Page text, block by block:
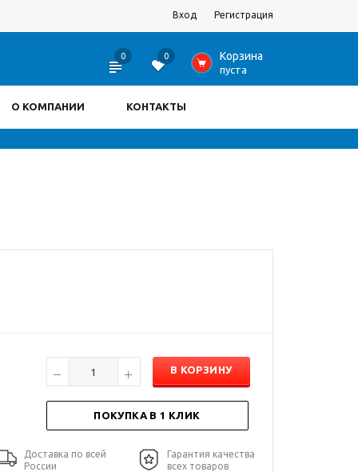
Вход Регистрация
0 0 0 Корзина
пуста
О КОМПАНИИ КОНТАКТЫ
В КОРЗИНУ
ПОКУПКА В 1 КЛИК
Доставка по всей
России
Гарантия качества
всех товаров